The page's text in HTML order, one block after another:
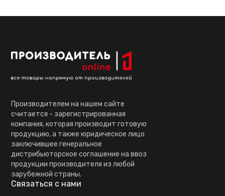
Производителем на нашем сайте
считается - зарегистрированная
компания, которая производит готовую
продукцию, а также юридическое лицо
заключившее генеральное
дистрибьюторское соглашение на ввоз
продукции производителя из любой
зарубежной страны.
Связаться с нами